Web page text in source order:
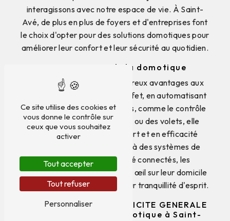
interagissons avec notre espace de vie. À Saint-
Avé, de plus en plus de foyers et d'entreprises font
le choix d'opter pour des solutions domotiques pour
améliorer leur confort et leur sécurité au quotidien.
Les avantages de la domotique
La domotique offre de nombreux avantages aux
habitants de Saint-Avé. En effet, en automatisant
certaines tâches quotidiennes, comme le contrôle
de l'éclairage, du chauffage ou des volets, elle
permet de gagner en confort et en efficacité
énergétique. De plus, grâce à des systèmes de
surveillance et de sécurité connectés, les
utilisateurs peuvent garder un œil sur leur domicile
à distance, renforçant ainsi leur tranquillité d'esprit.
LE ROY FABRICE ELECTRICITE GENERALE
: votre partenaire domotique à Saint-
Ce site utilise des cookies et
vous donne le contrôle sur
ceux que vous souhaitez
activer
Tout accepter
Tout refuser
Personnaliser